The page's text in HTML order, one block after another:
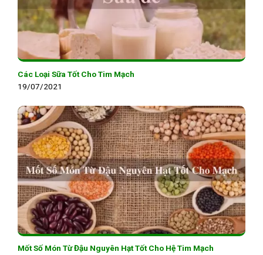
Các Loại Sữa Tốt Cho Tim Mạch
19/07/2021
Mốt Số Món Từ Đậu Nguyên Hạt Tốt Cho Hệ Tim Mạch